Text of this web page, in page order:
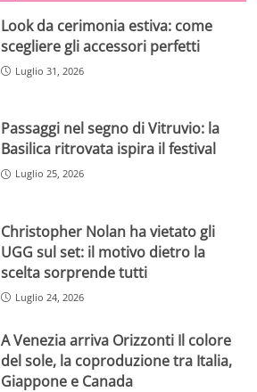
Look da cerimonia estiva: come
scegliere gli accessori perfetti
Luglio 31, 2026
Passaggi nel segno di Vitruvio: la
Basilica ritrovata ispira il festival
Luglio 25, 2026
Christopher Nolan ha vietato gli
UGG sul set: il motivo dietro la
scelta sorprende tutti
Luglio 24, 2026
A Venezia arriva Orizzonti Il colore
del sole, la coproduzione tra Italia,
Giappone e Canada